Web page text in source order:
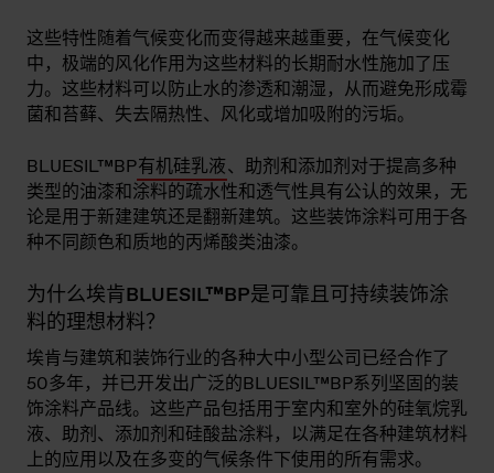
这些特性随着气候变化而变得越来越重要，在气候变化
中，极端的风化作用为这些材料的长期耐水性施加了压
力。这些材料可以防止水的渗透和潮湿，从而避免形成霉
菌和苔藓、失去隔热性、风化或增加吸附的污垢。
BLUESIL™BP有机硅乳液、助剂和添加剂对于提高多种
类型的油漆和涂料的疏水性和透气性具有公认的效果，无
论是用于新建建筑还是翻新建筑。这些装饰涂料可用于各
种不同颜色和质地的丙烯酸类油漆。
为什么埃肯BLUESIL™BP是可靠且可持续装饰涂
料的理想材料？
埃肯与建筑和装饰行业的各种大中小型公司已经合作了
50多年，并已开发出广泛的BLUESIL™BP系列坚固的装
饰涂料产品线。这些产品包括用于室内和室外的硅氧烷乳
液、助剂、添加剂和硅酸盐涂料，以满足在各种建筑材料
上的应用以及在多变的气候条件下使用的所有需求。